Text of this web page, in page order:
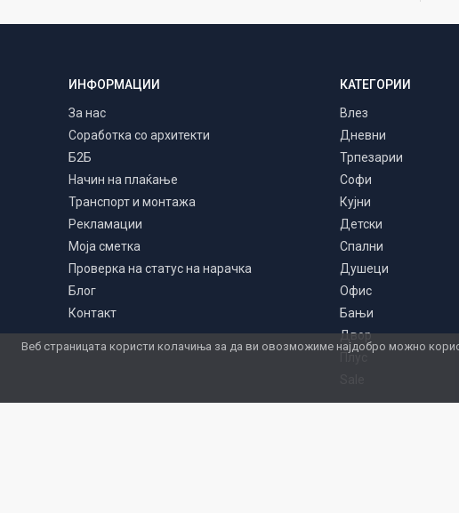
ИНФОРМАЦИИ
За нас
Соработка со архитекти
Б2Б
Начин на плаќање
Транспорт и монтажа
Рекламации
Моја сметка
Проверка на статус на нарачка
Блог
Контакт
КАТЕГОРИИ
Влез
Дневни
Трпезарии
Софи
Кујни
Детски
Спални
Душеци
Офис
Бањи
Двор
Плус
Веб страницата користи колачиња за да ви овозможиме најдобро можно